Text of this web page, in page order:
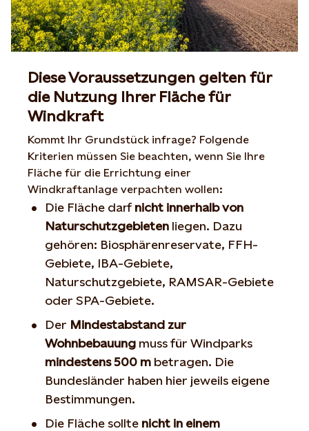
Diese Voraussetzungen gelten für
die Nutzung Ihrer Fläche für
Windkraft
Kommt Ihr Grundstück infrage? Folgende
Kriterien müssen Sie beachten, wenn Sie Ihre
Fläche für die Errichtung einer
Windkraftanlage verpachten wollen:
Die Fläche darf nicht innerhalb von
Naturschutzgebieten liegen. Dazu
gehören: Biosphärenreservate, FFH-
Gebiete, IBA-Gebiete,
Naturschutzgebiete, RAMSAR-Gebiete
oder SPA-Gebiete.
Der Mindestabstand zur
Wohnbebauung muss für Windparks
mindestens 500 m betragen. Die
Bundesländer haben hier jeweils eigene
Bestimmungen.
Die Fläche sollte nicht in einem